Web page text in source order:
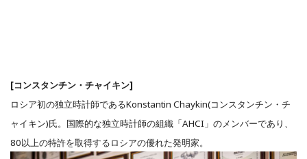
[コンスタンチン・チャイキン]
ロシア初の独立時計師であるKonstantin Chaykin(コンスタンチン・チ
ャイキン)氏。国際的な独立時計師の組織「AHCI」のメンバーであり、
80以上の特許を取得するロシアの優れた発明家。